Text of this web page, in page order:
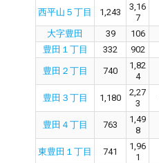
西平山５丁目 1,243
3,16
7
大字豊田 39 106
豊田１丁目
332 902
豊田２丁目 740
1,82
4
豊田３丁目 1,180
2,27
3
豊田４丁目 763
1,49
8
東豊田１丁目 741
1,96
1